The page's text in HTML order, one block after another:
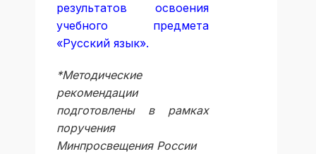
результатов освоения
учебного предмета
«Русский язык».
*Методические
рекомендации
подготовлены в рамках
поручения
Минпросвещения России